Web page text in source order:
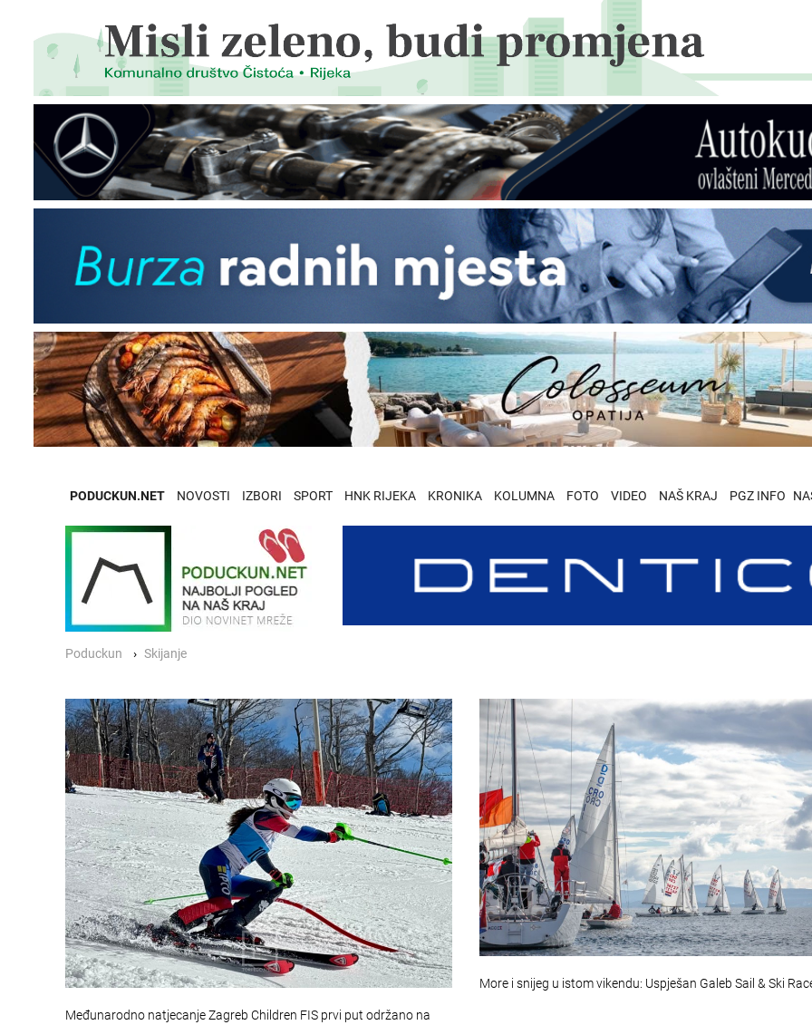
PODUCKUN.NET NOVOSTI IZBORI SPORT HNK RIJEKA KRONIKA KOLUMNA FOTO VIDEO NAŠ KRAJ PGZ INFO
Poduckun Skijanje
Međunarodno natjecanje Zagreb Children FIS prvi put održano na
More i snijeg u istom vikendu: Uspješan Galeb Sail & Ski